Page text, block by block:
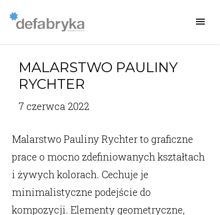
MALARSTWO PAULINY
RYCHTER
7 czerwca 2022
Malarstwo Pauliny Rychter to graficzne
prace o mocno zdefiniowanych kształtach
i żywych kolorach. Cechuje je
minimalistyczne podejście do
kompozycji. Elementy geometryczne,